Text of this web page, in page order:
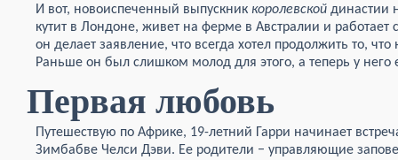
И вот, новоиспеченный выпускник королевской династии
кутит в Лондоне, живет на ферме в Австралии и
он делает заявление, что всегда хотел продолжить то,
Раньше он был слишком молод для этого, а теперь у него
Первая любовь
Путешествую по Африке, 19-летний Гарри начинает
Зимбабве Челси Дэви. Ее родители − управляющие